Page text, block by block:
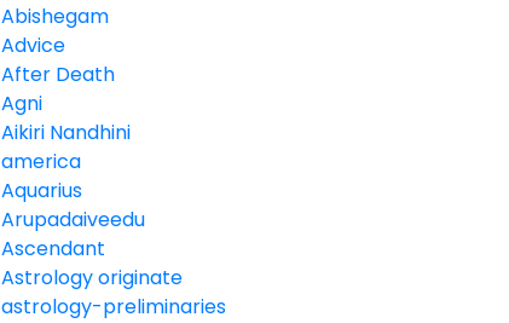
Abishegam
Advice
After Death
Agni
Aikiri Nandhini
america
Aquarius
Arupadaiveedu
Ascendant
Astrology originate
astrology-preliminaries